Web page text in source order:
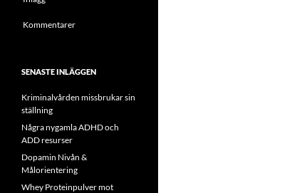
Kommentarer
SENASTE INLÄGGEN
Kriminalvården missbrukar sin
ställning
Några nygamla ADHD och
ADD resurser
Dopamin Nivån &
Målorientering
Whey Proteinpulver mot